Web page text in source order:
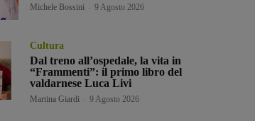
Michele Bossini 9 Agosto 2026
Cultura
Dal treno all’ospedale, la vita in
“Frammenti”: il primo libro del
valdarnese Luca Livi
Martina Giardi 9 Agosto 2026